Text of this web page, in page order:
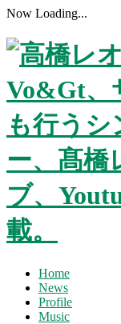
Now Loading...
Home
News
Profile
Music